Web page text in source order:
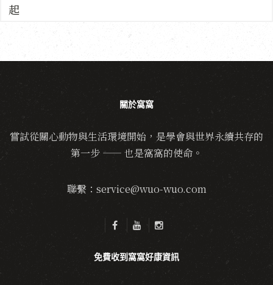
起
關於窩窩
嘗試從關心動物與生活環境開始，是學會與世界永續共存的
第一步 —— 也是窩窩的使命。
聯繫：service@wuo-wuo.com
免費收到窩窩好康資訊